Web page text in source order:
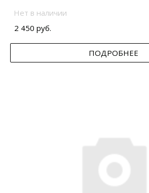
Нет в наличии
2 450 руб.
ПОДРОБНЕЕ